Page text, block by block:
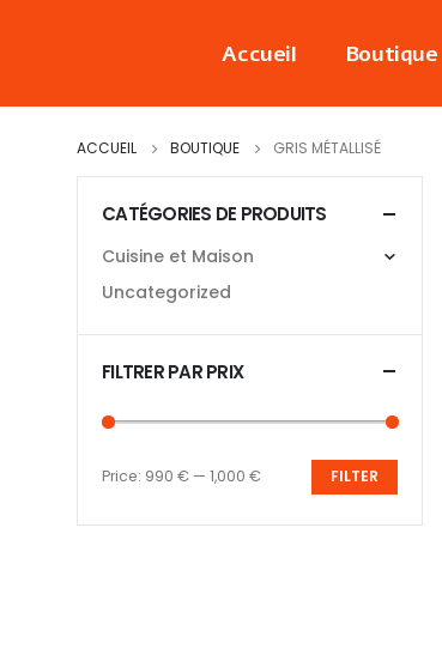
Accueil Boutique
ACCUEIL BOUTIQUE ‎GRIS MÉTALLISÉ
CATÉGORIES DE PRODUITS
Cuisine et Maison
Uncategorized
FILTRER PAR PRIX
FILTER
Price: 990 € — 1,000 €